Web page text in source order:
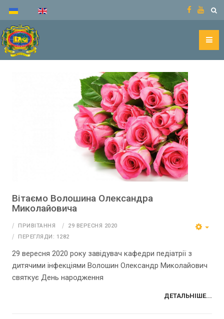
Вітаємо Волошина Олександра
Миколайовича
ПРИВІТАННЯ
29 ВЕРЕСНЯ 2020
ПЕРЕГЛЯДИ: 1282
29 вересня 2020 року завідувач кафедри педіатрії з
дитячими інфекціями Волошин Олександр Миколайович
святкує День народження
ДЕТАЛЬНІШЕ...